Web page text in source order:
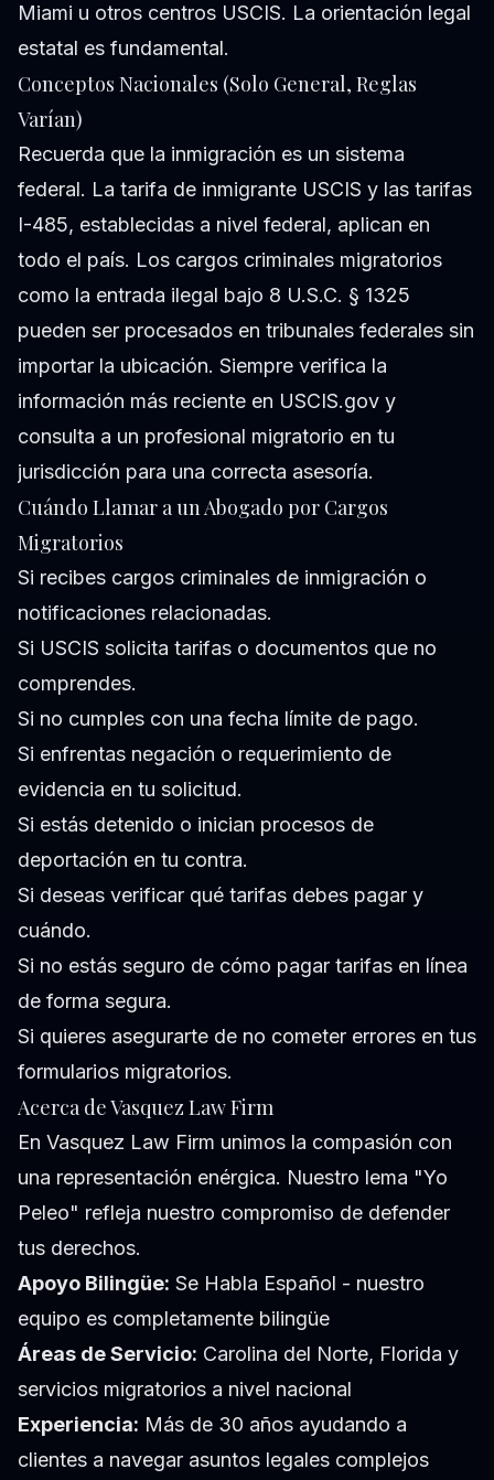
Miami u otros centros USCIS. La orientación legal
estatal es fundamental.
Conceptos Nacionales (Solo General, Reglas
Varían)
Recuerda que la inmigración es un sistema
federal. La tarifa de inmigrante USCIS y las tarifas
I-485, establecidas a nivel federal, aplican en
todo el país. Los cargos criminales migratorios
como la entrada ilegal bajo 8 U.S.C. § 1325
pueden ser procesados en tribunales federales sin
importar la ubicación. Siempre verifica la
información más reciente en USCIS.gov y
consulta a un profesional migratorio en tu
jurisdicción para una correcta asesoría.
Cuándo Llamar a un Abogado por Cargos
Migratorios
Si recibes cargos criminales de inmigración o
notificaciones relacionadas.
Si USCIS solicita tarifas o documentos que no
comprendes.
Si no cumples con una fecha límite de pago.
Si enfrentas negación o requerimiento de
evidencia en tu solicitud.
Si estás detenido o inician procesos de
deportación en tu contra.
Si deseas verificar qué tarifas debes pagar y
cuándo.
Si no estás seguro de cómo pagar tarifas en línea
de forma segura.
Si quieres asegurarte de no cometer errores en tus
formularios migratorios.
Acerca de Vasquez Law Firm
En Vasquez Law Firm unimos la compasión con
una representación enérgica. Nuestro lema "Yo
Peleo" refleja nuestro compromiso de defender
tus derechos.
Apoyo Bilingüe: Se Habla Español - nuestro
equipo es completamente bilingüe
Áreas de Servicio: Carolina del Norte, Florida y
servicios migratorios a nivel nacional
Experiencia: Más de 30 años ayudando a
clientes a navegar asuntos legales complejos